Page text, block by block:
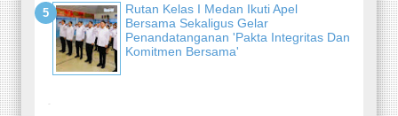
Rutan Kelas I Medan Ikuti Apel
Bersama Sekaligus Gelar
Penandatanganan 'Pakta Integritas Dan
Komitmen Bersama'
-